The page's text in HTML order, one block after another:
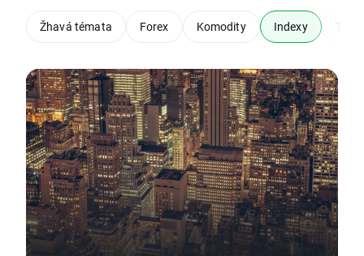
Žhavá témata Forex Komodity Indexy